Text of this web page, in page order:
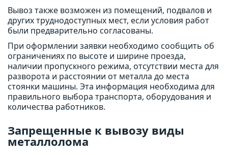
Вывоз также возможен из помещений, подвалов и
других труднодоступных мест, если условия работ
были предварительно согласованы.
При оформлении заявки необходимо сообщить об
ограничениях по высоте и ширине проезда,
наличии пропускного режима, отсутствии места для
разворота и расстоянии от металла до места
стоянки машины. Эта информация необходима для
правильного выбора транспорта, оборудования и
количества работников.
Запрещенные к вывозу виды
металлолома